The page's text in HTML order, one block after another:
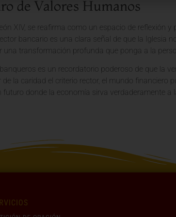
de Valores Humanos
XIV, se reafirma como un espacio de reflexión
bancario es una clara señal de que la Iglesia
una transformación profunda que ponga a la
es un recordatorio poderoso de que la
la caridad el criterio rector, el mundo financiero
donde la economía sirva verdaderamente a